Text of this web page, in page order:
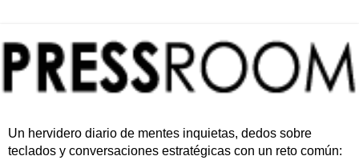
Un hervidero diario de mentes inquietas, dedos sobre
teclados y conversaciones estratégicas con un reto común: